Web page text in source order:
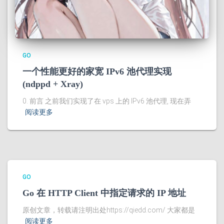
GO
一个性能更好的家宽 IPv6 池代理实现
(ndppd + Xray)
0. 前言 之前我们实现了在 vps 上的 IPv6 池代理, 现在弄
阅读更多
GO
Go 在 HTTP Client 中指定请求的 IP 地址
原创文章，转载请注明出处https://qiedd.com/ 大家都是
阅读更多